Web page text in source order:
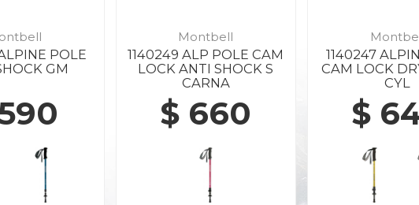
POLE
GM
Montbell
1140249 ALP POLE CAM
LOCK ANTI SHOCK S
CARNA
$ 660
1140247
CAM LOCK
CYL
$